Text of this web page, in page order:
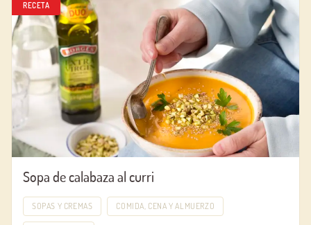
RECETA
Sopa de calabaza al curri
SOPAS Y CREMAS COMIDA, CENA Y ALMUERZO